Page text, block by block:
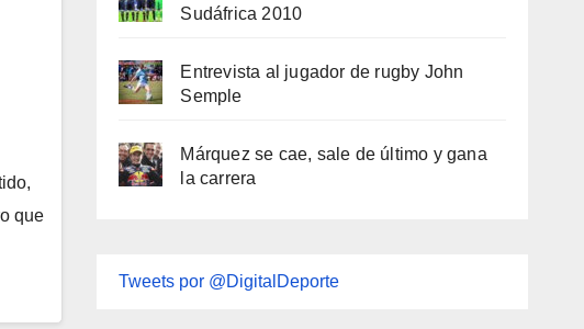
que
Sudáfrica 2010
Entrevista al jugador de rugby John
Semple
Márquez se cae, sale de último y gana
la carrera
Tweets por @DigitalDeporte